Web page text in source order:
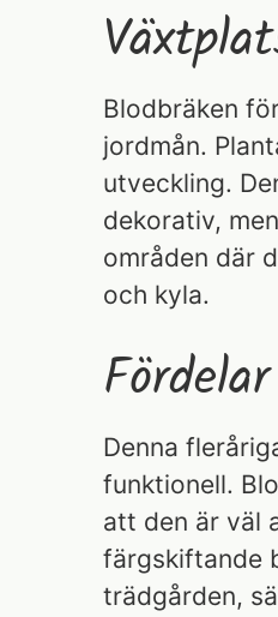
Blodbräken
jordmån.
utveckling.
dekorativ,
områden där
och kyla.
Denna
funktionell.
att den är väl
färgskiftande
trädgården,